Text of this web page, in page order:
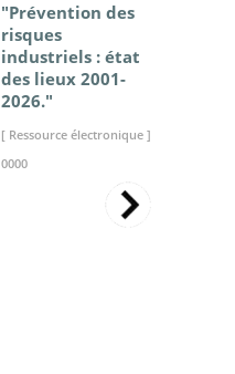
"Prévention des
risques
industriels : état
des lieux 2001-
2026."
[ Ressource électronique ]
0000
[